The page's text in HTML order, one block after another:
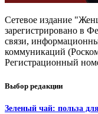
Сетевое издание
зарегистрировано в
связи,
коммуникаций
Регистрационный
Выбор редакции
Зеленый чай: польза